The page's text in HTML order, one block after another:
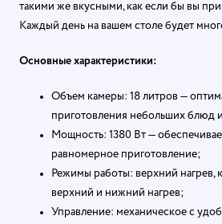
такими же вкусными, как если бы вы
Каждый день на вашем столе будет
Основные характеристики:
Объем камеры: 18 литров —
приготовления небольших блюд
Мощность: 1380 Вт —
равномерное приготовление;
Режимы работы: верхний нагрев,
верхний и нижний нагрев;
Управление: механическое с